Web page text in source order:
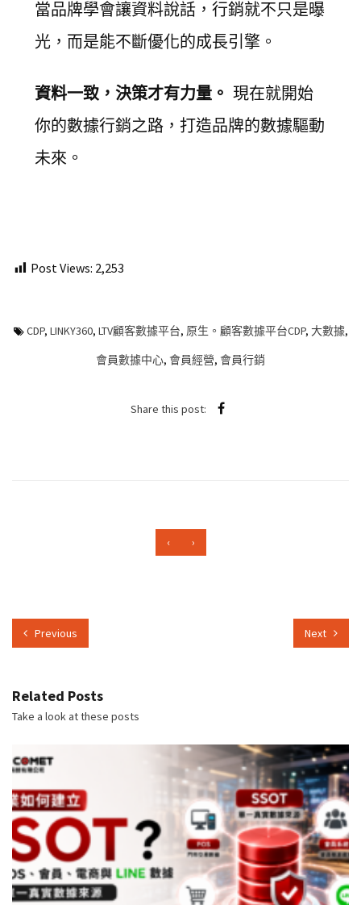
當品牌學會讓資料說話，行銷就不只是曝
光，而是能不斷優化的成長引擎。
資料一致，決策才有力量。 現在就開始
你的數據行銷之路，打造品牌的數據驅動
未來。
Post Views: 2,253
CDP, LINKY360, LTV顧客數據平台, 原生。顧客數據平台CDP, 大數據,
會員數據中心, 會員經營, 會員行銷
Share this post:
‹ ›
Previous Next
Related Posts
Take a look at these posts